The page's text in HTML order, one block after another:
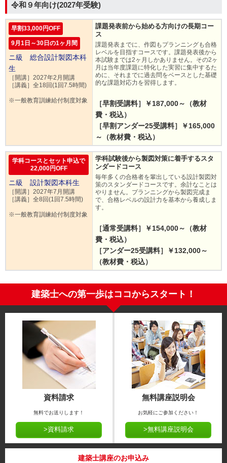
令和９年向け(2027年受験)
早割33,000円OFF
9月1日～30日の1ヶ月間
ニ級 総合設計製図本科
生
［開講］2027年2月開講
［講義］全18回(1回7.5時間)
※一般教育訓練給付制度対象
課題発表前から始める方向けの長期コー
ス
課題発表までに、作図もプランニングも合格
レベルを目指すコースです。課題発表後から
本試験までは2ヶ月しかありません。その2ヶ
月は当年度課題に特化した実習に集中するた
めに、それまでに過去問をベースとした基礎
的な課題対応力を習得します。
［早割受講料］￥187,000～（教材
費・税込）
［早割アンダー25受講料］￥165,000
～（教材費・税込）
学科コースとセット申込で
22,000円OFF
ニ級 設計製図本科生
［開講］2027年7月開講
［講義］全8回(1回7.5時間)
※一般教育訓練給付制度対象
学科試験後から製図対策に着手するスタ
ンダードコース
毎年多くの合格者を輩出している設計製図対
策のスタンダードコースです。余計なことは
やりません。プランニングから製図完成ま
で、合格レベルの設計力を基本から養成しま
す。
［通常受講料］￥154,000～（教材
費・税込）
［アンダー25受講料］￥132,000～
（教材費・税込）
建築士への第一歩はココからスタート！
資料請求
無料でお送りします！
>資料請求
無料講座説明会
お気軽にご参加ください！
>無料講座説明会
建築士講座のお申込み